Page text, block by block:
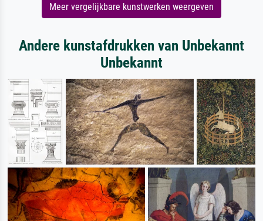
Meer vergelijkbare kunstwerken weergeven
Andere kunstafdrukken van Unbekannt
Unbekannt